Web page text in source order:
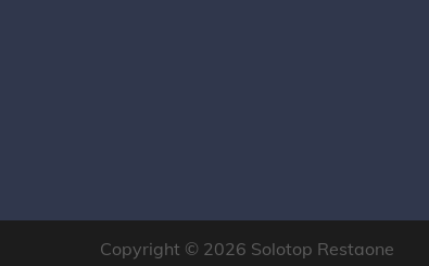
Copyright © 2026 Solotop Restaone